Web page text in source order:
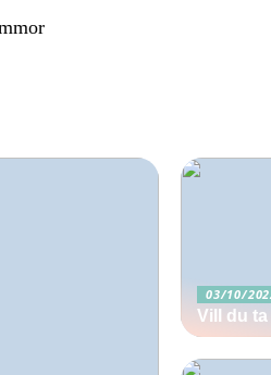
03/10/
Vill du